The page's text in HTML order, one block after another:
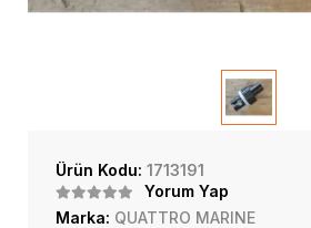
Ürün Kodu: 1713191
Yorum Yap
Marka: QUATTRO MARINE